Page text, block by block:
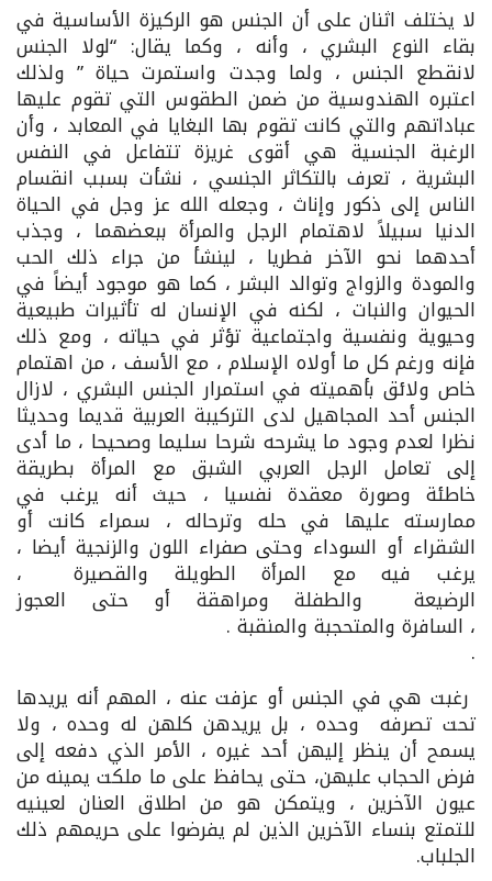
لا يختلف اثنان على أن الجنس هو الركيزة الأساسية في
بقاء النوع البشري ، وأنه ، وكما يقال: “لولا الجنس
لانقطع الجنس ، ولما وجدت واستمرت حياة ” ولذلك
اعتبره الهندوسية من ضمن الطقوس التي تقوم عليها
عباداتهم والتي كانت تقوم بها البغايا في المعابد ، وأن
الرغبة الجنسية هي أقوى غريزة تتفاعل في النفس
البشرية ، تعرف بالتكاثر الجنسي ، نشأت بسبب انقسام
الناس إلى ذكور وإناث ، وجعله الله عز وجل في الحياة
الدنيا سبيلاً لاهتمام الرجل والمرأة ببعضهما ، وجذب
أحدهما نحو الآخر فطريا ، لينشأ من جراء ذلك الحب
والمودة والزواج وتوالد البشر ، كما هو موجود أيضاً في
الحيوان والنبات ، لكنه في الإنسان له تأثيرات طبيعية
وحيوية ونفسية واجتماعية تؤثر في حياته ، ومع ذلك
فإنه ورغم كل ما أولاه الإسلام ، مع الأسف ، من اهتمام
خاص ولائق بأهميته في استمرار الجنس البشري ، لازال
الجنس أحد المجاهيل لدى التركيبة العربية قديما وحديثا
نظرا لعدم وجود ما يشرحه شرحا سليما وصحيحا ، ما أدى
إلى تعامل الرجل العربي الشبق مع المرأة بطريقة
خاطئة وصورة معقدة نفسيا ، حيث أنه يرغب في
ممارسته عليها في حله وترحاله ، سمراء كانت أو
الشقراء أو السوداء وحتى صفراء اللون والزنجية أيضا ،
يرغب فيه مع المرأة الطويلة والقصيرة ،
الرضيعة والطفلة ومراهقة أو حتى العجوز
، السافرة والمتحجبة والمنقبة .
.
رغبت هي في الجنس أو عزفت عنه ، المهم أنه يريدها
تحت تصرفه وحده ، بل يريدهن كلهن له وحده ، ولا
يسمح أن ينظر إليهن أحد غيره ، الأمر الذي دفعه إلى
فرض الحجاب عليهن، حتى يحافظ على ما ملكت يمينه من
عيون الآخرين ، ويتمكن هو من اطلاق العنان لعينيه
للتمتع بنساء الآخرين الذين لم يفرضوا على حريمهم ذلك
الجلباب.